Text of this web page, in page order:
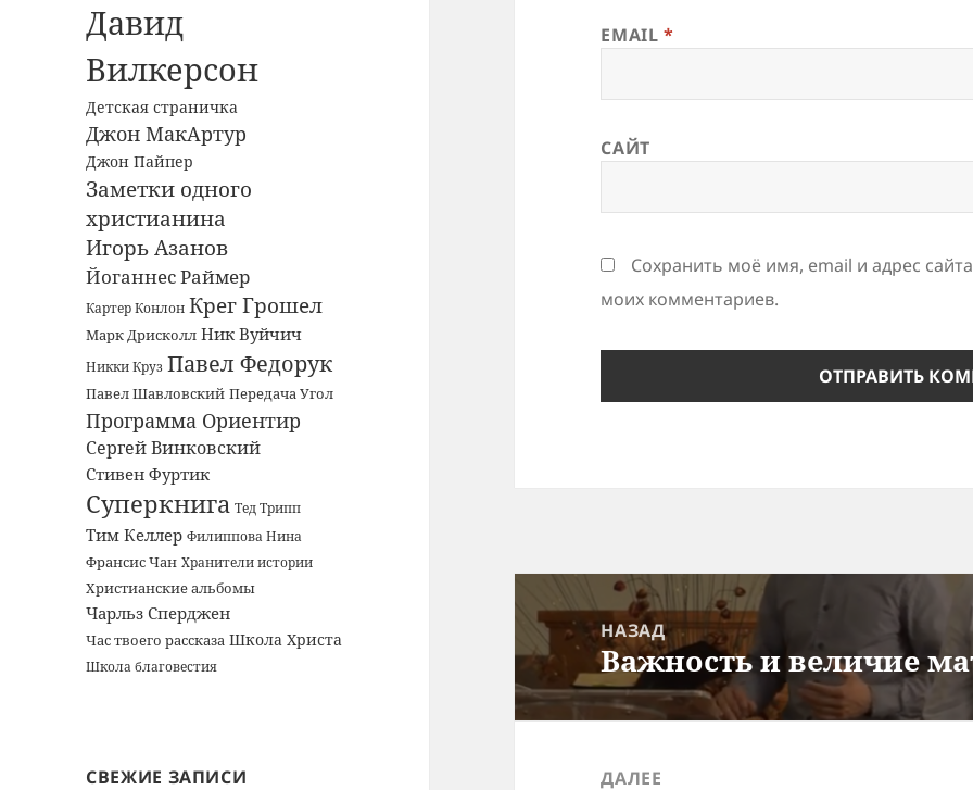
Давид
Вилкерсон
Детская страничка
Джон МакАртур
Джон Пайпер
Заметки одного
христианина
Игорь Азанов
Йоганнес Раймер
Картер Конлон Крег Грошел
Марк Дрисколл Ник Вуйчич
Никки Круз Павел Федорук
Павел Шавловский Передача Угол
Программа Ориентир
Сергей Винковский
Стивен Фуртик
Суперкнига Тед Трипп
Тим Келлер Филиппова Нина
Франсис Чан Хранители истории
Христианские альбомы
Чарльз Сперджен
Час твоего рассказа Школа Христа
Школа благовестия
СВЕЖИЕ ЗАПИСИ
EMAIL*
САЙТ
Сохранить моё имя, email и адрес
моих комментариев.
Навигация
по
записям
НАЗАД
Предыдущая
запись:
Важность и величие
ДАЛЕЕ